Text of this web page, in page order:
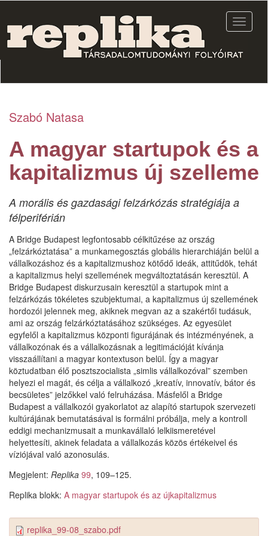
tartalomra
Szabó Natasa
A magyar startupok és a
kapitalizmus új szelleme
A morális és gazdasági felzárkózás stratégiája a
félperiférián
A Bridge Budapest legfontosabb célkitűzése az ország
„felzárkóztatása” a munkamegosztás globális hierarchiáján belül a
vállalkozáshoz és a kapitalizmushoz kötődő ideák, attitűdök, tehát
a kapitalizmus helyi szellemének megváltoztatásán keresztül. A
Bridge Budapest diskurzusain keresztül a startupok mint a
felzárkózás tökéletes szubjektumai, a kapitalizmus új szellemének
hordozói jelennek meg, akiknek megvan az a szakértői tudásuk,
ami az ország felzárkóztatásához szükséges. Az egyesület
egyfelől a kapitalizmus központi figurájának és intézményének, a
vállalkozónak és a vállalkozásnak a legitimációját kívánja
visszaállítani a magyar kontextuson belül. Így a magyar
köztudatban élő posztszocialista „simlis vállalkozóval” szemben
helyezi el magát, és célja a vállalkozó „kreatív, innovatív, bátor és
becsületes” jelzőkkel való felruházása. Másfelől a Bridge
Budapest a vállalkozói gyakorlatot az alapító startupok szervezeti
kultúrájának bemutatásával is formálni próbálja, mely a kontroll
eddigi mechanizmusait a munkavállaló lelkiismeretével
helyettesíti, akinek feladata a vállalkozás közös értékeivel és
víziójával való azonosulás.
Megjelent: Replika 99, 109–125.
Replika blokk: A magyar startupok és az újkapitalizmus
replika_99-08_szabo.pdf